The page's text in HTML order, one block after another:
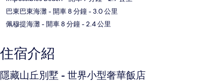
巴東巴東海灘- 開車 8 分鐘- 3.0 公里
佩穆提海灘- 開車 8 分鐘- 2.4 公里
住宿介紹
隱藏山丘別墅 - 世界小型奢華飯店